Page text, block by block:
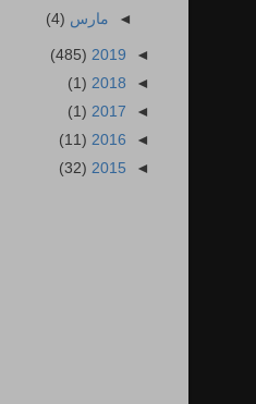
◄ مارس (4)
◄
2019
(485)
◄
2018
(1)
◄
2017
(1)
◄
2016
(11)
◄
2015
(32)